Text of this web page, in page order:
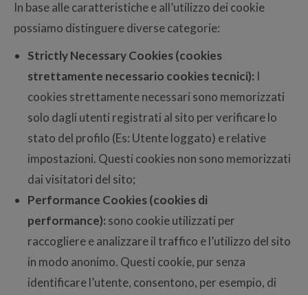
In base alle caratteristiche e all’utilizzo dei cookie
possiamo distinguere diverse categorie:
Strictly Necessary Cookies (cookies
strettamente necessario cookies tecnici): I
cookies strettamente necessari sono memorizzati
solo dagli utenti registrati al sito per verificare lo
stato del profilo (Es: Utente loggato) e relative
impostazioni. Questi cookies non sono memorizzati
dai visitatori del sito;
Performance Cookies (cookies di
performance): sono cookie utilizzati per
raccogliere e analizzare il traffico e l’utilizzo del sito
in modo anonimo. Questi cookie, pur senza
identificare l’utente, consentono, per esempio, di